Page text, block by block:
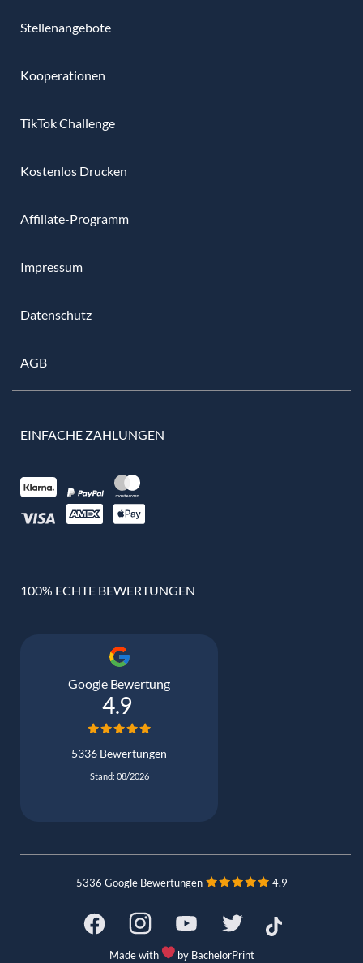
Stellenangebote
Kooperationen
TikTok Challenge
Kostenlos Drucken
Affiliate-Programm
Impressum
Datenschutz
AGB
EINFACHE ZAHLUNGEN
100% ECHTE BEWERTUNGEN
Google Bewertung
4.9
5336 Bewertungen
Stand: 08/2026
5336 Google Bewertungen 4.9
Made with by BachelorPrint